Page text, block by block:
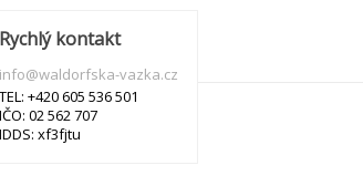
Rychlý kontakt
info@waldorfska-vazka.cz
TEL: +420 605 536 501
IČO: 02 562 707
IDDS: xf3fjtu